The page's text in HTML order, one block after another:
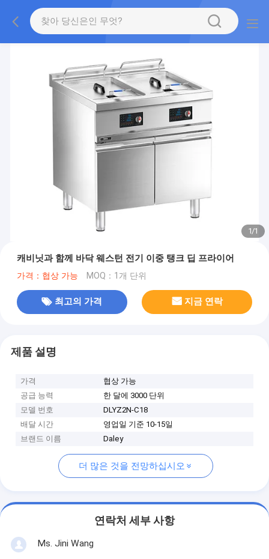
1/1
캐비닛과 함께 바닥 웨스턴 전기 이중 탱크 딥 프라이어
가격：협상 가능 MOQ：1개 단위
최고의 가격 지금 연락
제품 설명
가격
협상 가능
공급 능력
한 달에 3000 단위
모델 번호
DLYZ2N-C18
배달 시간
영업일 기준 10-15일
브랜드 이름
Daley
더 많은 것을 전망하십시오
연락처 세부 사항
Ms. Jini Wang